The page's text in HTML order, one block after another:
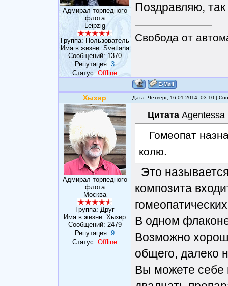
Адмирал торпедного
флота
Leipzig
Группа: Пользователь
Имя в жизни: Svetlana
Сообщений: 1370
Репутация: 3
Статус:Offline
Поздравляю,
Свобода от
Хызир Дата: Четверг, 16.01.2014, 03:10 |
Адмирал торпедного
флота
Москва
Группа: Друг
Имя в жизни: Хызир
Сообщений: 2479
Репутация: 9
Статус: Offline
Цитата Agentessa
Гомеопат
колю.
Это
композита
В одном
Возможно
общего, далеко
Вы можете себе